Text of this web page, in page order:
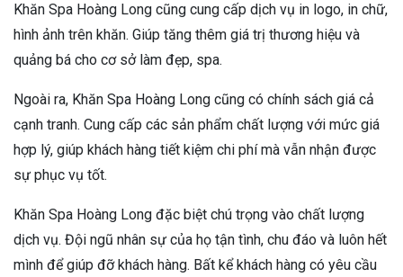
Khăn Spa Hoàng Long cũng cung cấp dịch vụ in logo, in chữ,
hình ảnh trên khăn. Giúp tăng thêm giá trị thương hiệu và
quảng bá cho cơ sở làm đẹp, spa.
Ngoài ra, Khăn Spa Hoàng Long cũng có chính sách giá cả
cạnh tranh. Cung cấp các sản phẩm chất lượng với mức giá
hợp lý, giúp khách hàng tiết kiệm chi phí mà vẫn nhận được
sự phục vụ tốt.
Khăn Spa Hoàng Long đặc biệt chú trọng vào chất lượng
dịch vụ. Đội ngũ nhân sự của họ tận tình, chu đáo và luôn hết
mình để giúp đỡ khách hàng. Bất kể khách hàng có yêu cầu